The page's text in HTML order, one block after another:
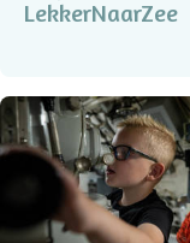
LekkerNaarZee